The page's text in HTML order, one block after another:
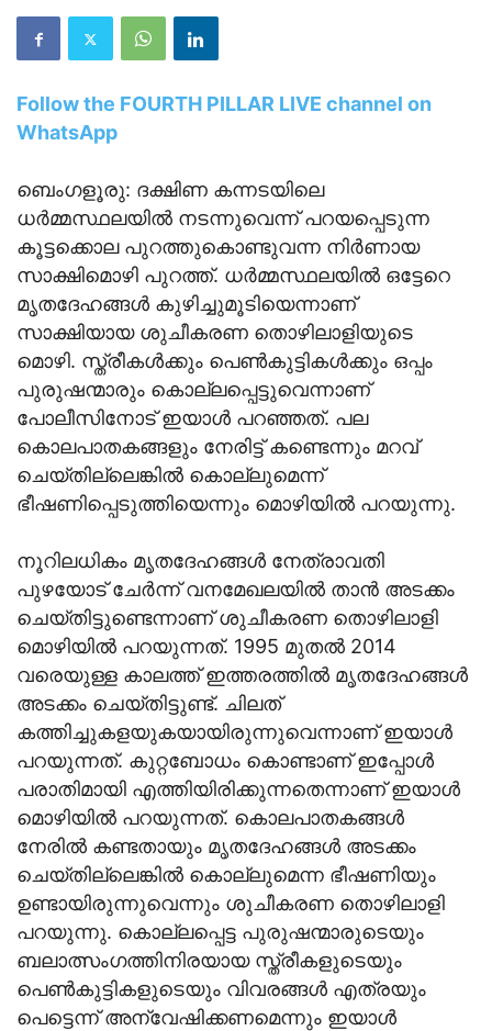
Follow the FOURTH PILLAR LIVE channel on
WhatsApp
ബെംഗളൂരു: ദക്ഷിണ കന്നടയിലെ
ധര്‍മ്മസ്ഥലയില്‍ നടന്നുവെന്ന് പറയപ്പെടുന്ന
കൂട്ടക്കൊല പുറത്തുകൊണ്ടുവന്ന നിര്‍ണായ
സാക്ഷിമൊഴി പുറത്ത്. ധര്‍മ്മസ്ഥലയില്‍ ഒട്ടേറെ
മൃതദേഹങ്ങള്‍ കുഴിച്ചുമൂടിയെന്നാണ്
സാക്ഷിയായ ശുചീകരണ തൊഴിലാളിയുടെ
മൊഴി. സ്ത്രീകള്‍ക്കും പെണ്‍കുട്ടികള്‍ക്കും ഒപ്പം
പുരുഷന്മാരും കൊല്ലപ്പെട്ടുവെന്നാണ്
പോലീസിനോട് ഇയാൾ പറഞ്ഞത്. പല
കൊലപാതകങ്ങളും നേരിട്ട് കണ്ടെന്നും മറവ്
ചെയ്തില്ലെങ്കില്‍ കൊല്ലുമെന്ന്
ഭീഷണിപ്പെടുത്തിയെന്നും മൊഴിയില്‍ പറയുന്നു.
നൂറിലധികം മൃതദേഹങ്ങള്‍ നേത്രാവതി
പുഴയോട് ചേര്‍ന്ന് വനമേഖലയില്‍ താന്‍ അടക്കം
ചെയ്തിട്ടുണ്ടെന്നാണ് ശുചീകരണ തൊഴിലാളി
മൊഴിയിൽ പറയുന്നത്. 1995 മുതല്‍ 2014
വരെയുള്ള കാലത്ത്‌ ഇത്തരത്തില്‍ മൃതദേഹങ്ങള്‍
അടക്കം ചെയ്തിട്ടുണ്ട്. ചിലത്
കത്തിച്ചുകളയുകയായിരുന്നുവെന്നാണ് ഇയാള്‍
പറയുന്നത്. കുറ്റബോധം കൊണ്ടാണ് ഇപ്പോള്‍
പരാതിമായി എത്തിയിരിക്കുന്നതെന്നാണ് ഇയാള്‍
മൊഴിയില്‍ പറയുന്നത്. കൊലപാതകങ്ങള്‍
നേരില്‍ കണ്ടതായും മൃതദേഹങ്ങള്‍ അടക്കം
ചെയ്തില്ലെങ്കില്‍ കൊല്ലുമെന്ന ഭീഷണിയും
ഉണ്ടായിരുന്നുവെന്നും ശുചീകരണ തൊഴിലാളി
പറയുന്നു. കൊല്ലപ്പെട്ട പുരുഷന്മാരുടെയും
ബലാത്സംഗത്തിനിരയായ സ്ത്രീകളുടെയും
പെണ്‍കുട്ടികളുടെയും വിവരങ്ങള്‍ എത്രയും
പെട്ടെന്ന് അന്വേഷിക്കണമെന്നും ഇയാള്‍